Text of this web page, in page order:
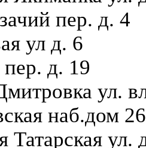
пер. д. 4
ул д. 6
д. 19
ул.
наб.дом 26
Татарская ул.